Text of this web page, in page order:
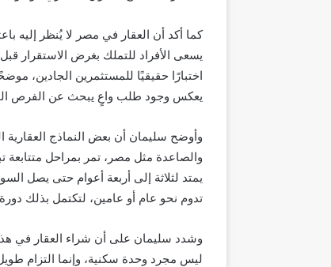
كما أكد أن العقار في مصر لا يُنظر إليه
يسعى الأفراد للتملك بغرض الاستقرار
يعكس وجود طلب واعٍ يبحث عن الفرص
وأوضح سليمان أن بعض النماذج العقارية
والصاعدة مثل مصر، تمر بمراحل متتابعة
يمتد لثلاثة إلى أربعة أعوام حتى يصل
تدوم نحو عام أو عامين، لتكتمل بذلك
وشدد سليمان على أن شراء العقار في
ليس مجرد وحدة سكنية، وإنما التزام